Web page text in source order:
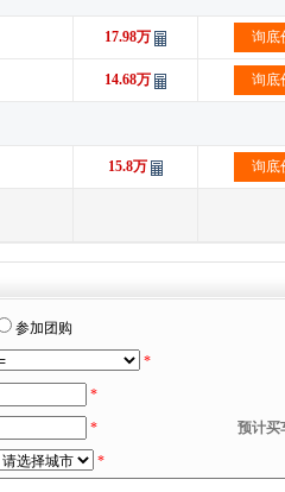
17.98万 询底
14.68万 询底
15.8万 询底
参加团购
*
*
*
预计买
*